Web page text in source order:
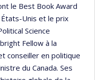
le Best Book Award
États-Unis et le prix
Science
Fellow à la
conseiller en politique
du Canada. Ses